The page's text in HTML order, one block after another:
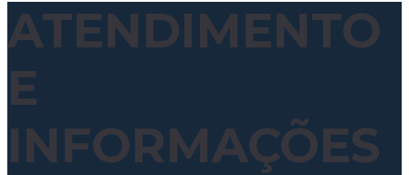
ATENDIMENTO
E
INFORMAÇÕES